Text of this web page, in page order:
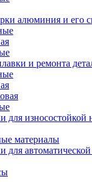
алюминия и его
и ремонта
износостойкой
материалы